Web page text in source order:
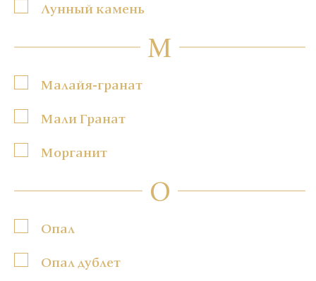
Лунный камень
М
Малайя-гранат
Мали Гранат
Морганит
О
Опал
Опал дублет